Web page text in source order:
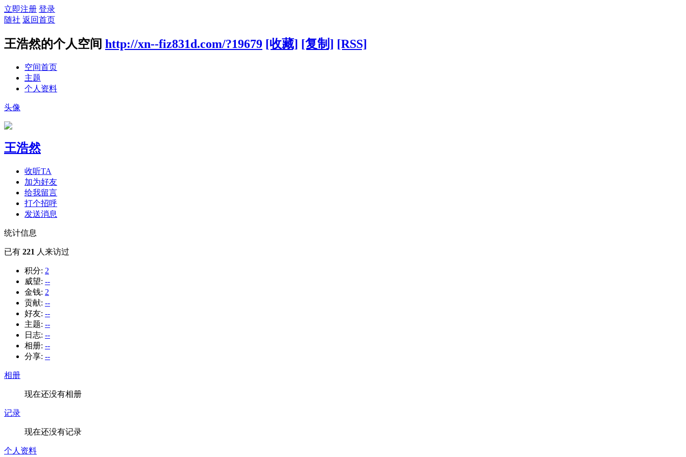
立即注册 登录
随社 返回首页
王浩然的个人空间 http://xn--fiz831d.com/?19679 [收藏] [复制] [RSS]
空间首页
主题
个人资料
头像
王浩然
收听TA
加为好友
给我留言
打个招呼
发送消息
统计信息
已有 221 人来访过
积分: 2
威望: --
金钱: 2
贡献: --
好友: --
主题: --
日志: --
相册: --
分享: --
相册
现在还没有相册
记录
现在还没有记录
个人资料